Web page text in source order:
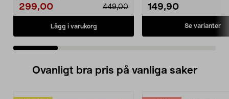
299,00 449,00
Lägg i varukorg
149,90
Se varianter
Ovanligt bra pris på vanliga saker